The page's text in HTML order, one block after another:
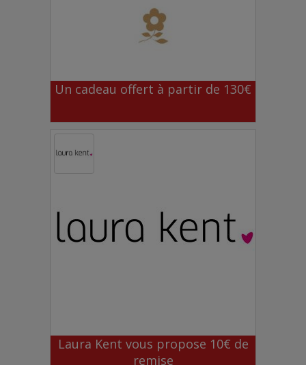
Un cadeau offert à partir de 130€
Laura Kent vous propose 10€ de
remise